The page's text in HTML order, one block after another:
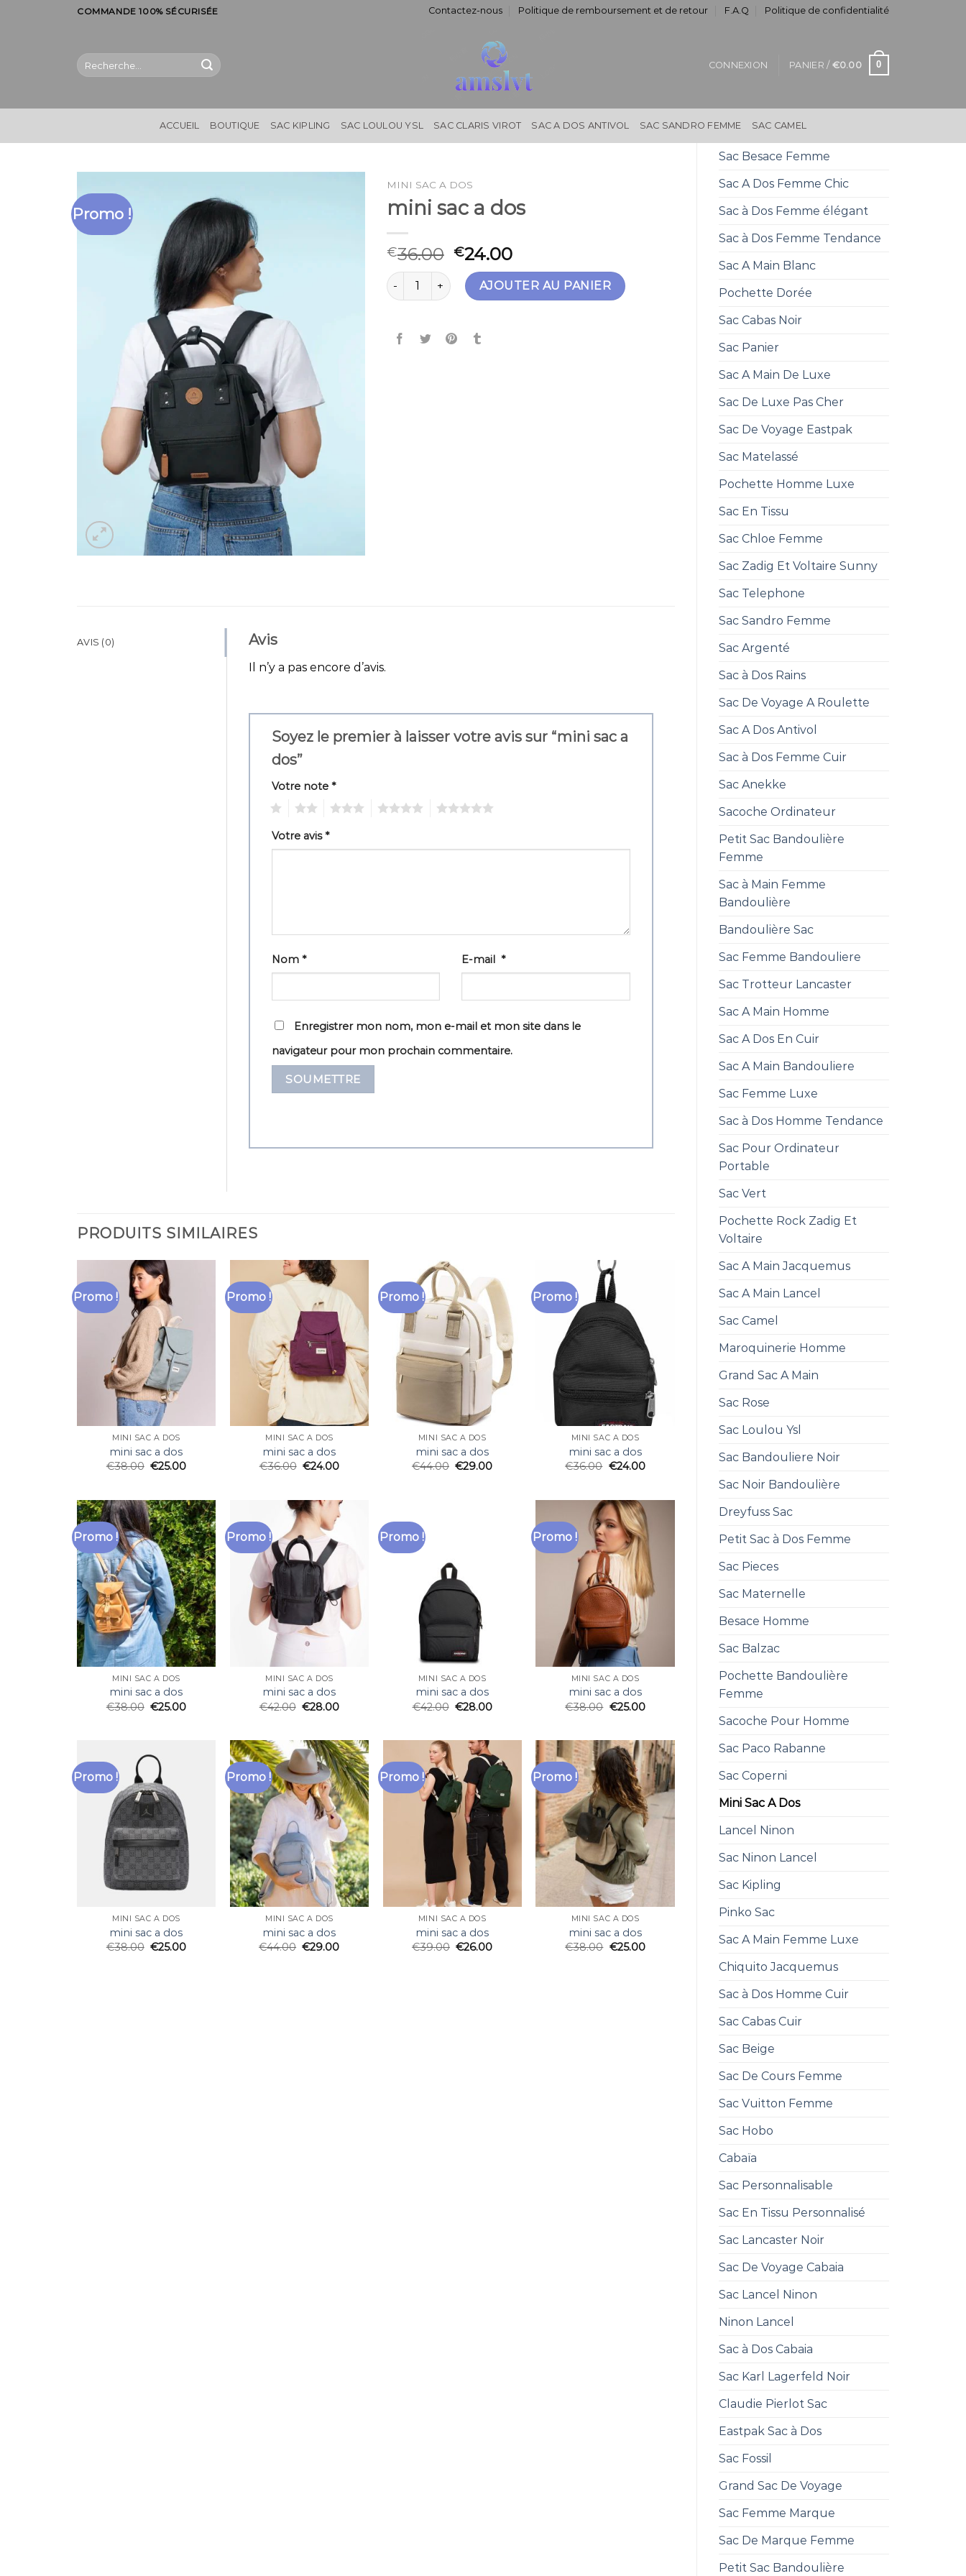
COMMANDE 100% SÉCURISÉE Contactez-nous Politique de remboursement et de retour F.A.Q Politique de confidentialité
Recherche
pour :
CONNEXION PANIER / €0.00 0
ACCUEIL BOUTIQUE SAC KIPLING SAC LOULOU YSL SAC CLARIS VIROT SAC A DOS ANTIVOL SAC SANDRO FEMME SAC CAMEL
Sac Besace Femme
Sac A Dos Femme Chic
Sac à Dos Femme élégant
Sac à Dos Femme Tendance
Sac A Main Blanc
Pochette Dorée
Sac Cabas Noir
Sac Panier
Sac A Main De Luxe
Sac De Luxe Pas Cher
Sac De Voyage Eastpak
Sac Matelassé
Pochette Homme Luxe
Sac En Tissu
Sac Chloe Femme
Sac Zadig Et Voltaire Sunny
Sac Telephone
Sac Sandro Femme
Sac Argenté
Sac à Dos Rains
Sac De Voyage A Roulette
Sac A Dos Antivol
Sac à Dos Femme Cuir
Sac Anekke
Sacoche Ordinateur
Petit Sac Bandoulière
Femme
Sac à Main Femme
Bandoulière
Bandoulière Sac
Sac Femme Bandouliere
Sac Trotteur Lancaster
Sac A Main Homme
Sac A Dos En Cuir
Sac A Main Bandouliere
Sac Femme Luxe
Sac à Dos Homme Tendance
Sac Pour Ordinateur
Portable
Sac Vert
Pochette Rock Zadig Et
Voltaire
Sac A Main Jacquemus
Sac A Main Lancel
Sac Camel
Maroquinerie Homme
Grand Sac A Main
Sac Rose
Sac Loulou Ysl
Sac Bandouliere Noir
Sac Noir Bandoulière
Dreyfuss Sac
Petit Sac à Dos Femme
Sac Pieces
Sac Maternelle
Besace Homme
Sac Balzac
Pochette Bandoulière
Femme
Sacoche Pour Homme
Sac Paco Rabanne
Sac Coperni
Mini Sac A Dos
Lancel Ninon
Sac Ninon Lancel
Sac Kipling
Pinko Sac
Sac A Main Femme Luxe
Chiquito Jacquemus
Sac à Dos Homme Cuir
Sac Cabas Cuir
Sac Beige
Sac De Cours Femme
Sac Vuitton Femme
Sac Hobo
Cabaïa
Sac Personnalisable
Sac En Tissu Personnalisé
Sac Lancaster Noir
Sac De Voyage Cabaia
Sac Lancel Ninon
Ninon Lancel
Sac à Dos Cabaia
Sac Karl Lagerfeld Noir
Claudie Pierlot Sac
Eastpak Sac à Dos
Sac Fossil
Grand Sac De Voyage
Sac Femme Marque
Sac De Marque Femme
Petit Sac Bandoulière
Promo !
MINI SAC A DOS
mini sac a dos
€36.00 €24.00
quantité de mini sac a dosAJOUTER AU PANIER
AVIS (0) Avis
Il n’y a pas encore d’avis.
Soyez le premier à laisser votre avis sur “mini sac a
dos”
Votre note *
Votre avis*
Nom * E-mail*
Enregistrer mon nom, mon e-mail et mon site dans le
navigateur pour mon prochain commentaire.
PRODUITS SIMILAIRES
Promo !
MINI SAC A DOS
mini sac a dos
€38.00 €25.00
Promo !
MINI SAC A DOS
mini sac a dos
€36.00 €24.00
Promo !
MINI SAC A DOS
mini sac a dos
€44.00 €29.00
Promo !
MINI SAC A DOS
mini sac a dos
€36.00 €24.00
Promo !
MINI SAC A DOS
mini sac a dos
€38.00 €25.00
Promo !
MINI SAC A DOS
mini sac a dos
€42.00 €28.00
Promo !
MINI SAC A DOS
mini sac a dos
€42.00 €28.00
Promo !
MINI SAC A DOS
mini sac a dos
€38.00 €25.00
Promo !
MINI SAC A DOS
mini sac a dos
€38.00 €25.00
Promo !
MINI SAC A DOS
mini sac a dos
€44.00 €29.00
Promo !
MINI SAC A DOS
mini sac a dos
€39.00 €26.00
Promo !
MINI SAC A DOS
mini sac a dos
€38.00 €25.00